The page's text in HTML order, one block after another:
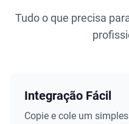
Tudo o que precisa
Integração Fácil
Copie e cole um